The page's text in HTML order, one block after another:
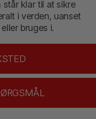
klar til at sikre
i verden, uanset
bruges i.